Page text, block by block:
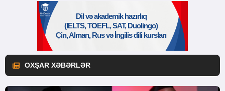
OXŞAR XƏBƏRLƏR